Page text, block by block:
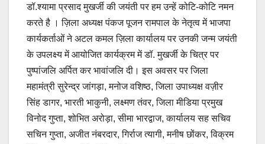
डॉ.श्यामा प्रसाद मुखर्जी की जयंती पर हम उन्हें कोटि-कोटि नमन
करते है । ज़िला अध्यक्ष पंकज पूजन रामपाल के नेतृत्व में भाजपा
कार्यकर्ताओं ने अटल कमल ज़िला कार्यालय पर उनकी जन्म जयंती
के उपलक्ष्य में आयोजित कार्यक्रम में डॉ. मुखर्जी के चित्र पर
पुष्पांजलि अर्पित कर भावांजलि दी। इस अवसर पर जिला
महामंत्री सुरेन्द्र जांगड़ा, मनोज वशिष्ठ, जिला उपाध्यक्ष वज़ीर
सिंह डागर, भारती भाकुनी, लक्ष्मण तंवर, जिला मीडिया प्रमुख
विनोद गुप्ता, शोभित अरोड़ा, सीमा भारद्वाज, कार्यालय सह सचिव
सचिन गुप्ता, अजीत नंबरदार, गिर्राज त्यागी, मनीष छोंकर, विक्रम